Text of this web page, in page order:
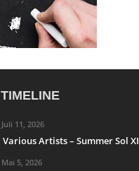
TIMELINE
Juli 11, 2026
Various Artists – Summer Sol
Mai 5, 2026